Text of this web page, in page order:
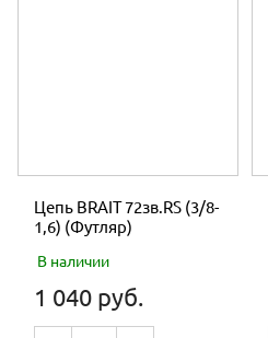
Цепь BRAIT 72зв.RS (3/8-
1,6) (Футляр)
В наличии
1 040 руб.